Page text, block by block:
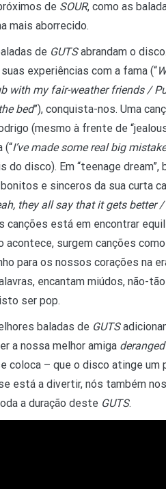
de SOUR, como as
mais aborrecido.
de GUTSabrandam o
experiências com a fama (“
with my fair-weather friends /
bed”), conquista-nos. Uma
(mesmo à frente de
(“I’ve made some real big
disco). Em “teenage dream”,
e sinceros da sua curta
they all say that it gets better /
canções está em encontrar
surgem canções
para os nossos corações na
encantam miúdos, não-
ser pop.
baladas de GUTS
a nossa melhor amiga deranged
coloca – que o disco atinge um
está a divertir, nós também
a duração deste GUTS.